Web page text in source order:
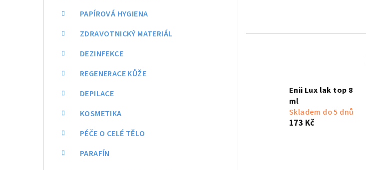
PAPÍROVÁ HYGIENA
ZDRAVOTNICKÝ MATERIÁL
DEZINFEKCE
REGENERACE KŮŽE
DEPILACE
KOSMETIKA
PÉČE O CELÉ TĚLO
PARAFÍN
Enii Lux lak top 8
ml
Skladem do 5 dnů
173 Kč